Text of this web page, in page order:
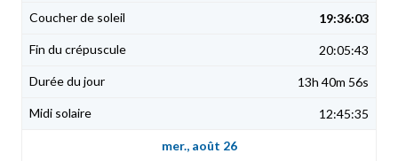
19:36:03
20:05:43
13h 40m 56s
12:45:35
mer., août 26